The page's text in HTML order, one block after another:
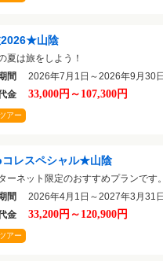
2026★山陰
夏は旅をしよう！
間 2026年7月1日～2026年9月30日
金
33,000円～107,300円
アー
コレスペシャル★山陰
ーネット限定のおすすめプランです。
間 2026年4月1日～2027年3月31日
金
33,200円～120,900円
アー